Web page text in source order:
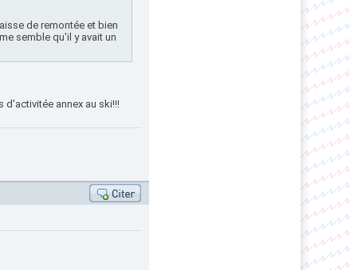
de remontée et bien
semble qu'il y avait un
d'activitée annex au ski!!!